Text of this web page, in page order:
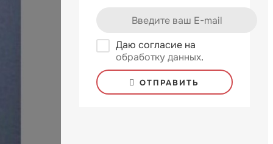
Даю согласие на
обработку данных.
ОТПРАВИТЬ